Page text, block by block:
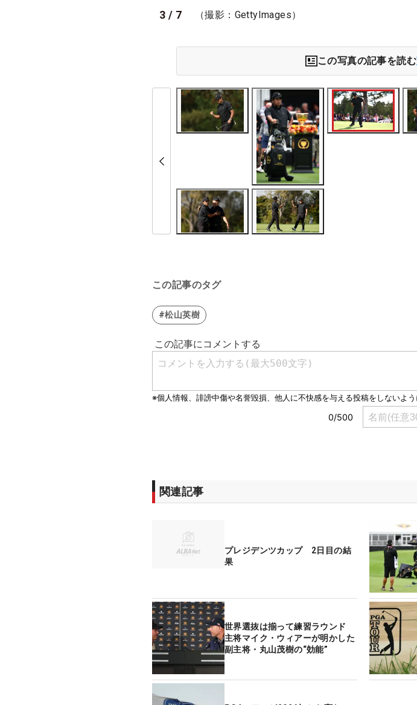
3 / 7 （撮影：GettyImages）
この写真の記事を読む
この記事のタグ
#松山英樹
関連記事
プレジデンツカップ 2日目の結
果
世界選抜は揃って練習ラウンド
主将マイク・ウィアーが明かした
副主将・丸山茂樹の“効能”